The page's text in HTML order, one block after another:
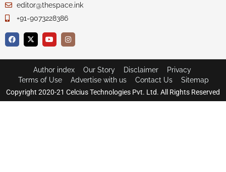
editor@thespace.ink
+91-9073228386
Copyright 2020-21 Celcius Technologies Pvt. Ltd. All Rights Reserved
Author index Our Story Disclaimer
Privacy
Terms of Use
Advertise with us Contact Us Sitemap